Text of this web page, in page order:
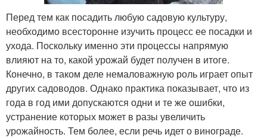
Перед тем как посадить любую садовую культуру,
необходимо всесторонне изучить процесс ее посадки и
ухода. Поскольку именно эти процессы напрямую
влияют на то, какой урожай будет получен в итоге.
Конечно, в таком деле немаловажную роль играет опыт
других садоводов. Однако практика показывает, что из
года в год ими допускаются одни и те же ошибки,
устранение которых может в разы увеличить
урожайность. Тем более, если речь идет о винограде.